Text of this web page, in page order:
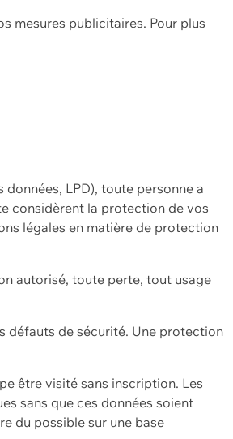
mesures publicitaires. Pour plus
LPD), toute personne a
considèrent la protection de vos
légales en matière de protection
autorisé, toute perte, tout usage
défauts de sécurité. Une protection
être visité sans inscription. Les
sans que ces données soient
du possible sur une base